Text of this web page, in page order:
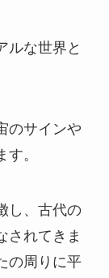
ルな世界と
のサインや
。
し、古代の
されてきま
の周りに平